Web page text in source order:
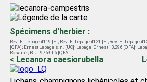
Spécimens d'herbier :
Rev. E. Lepage 4119 [F]; Rev. E. Lepage 4121 [F]; Rev. E. Lepage
[QFA]; Ernest Lepage s.n. [UC]; Lepage, Ernest 13,296 [QFA];
Rosaire ; B. J. 9769-L6 [QFA]
< Lecanora caesiorubella